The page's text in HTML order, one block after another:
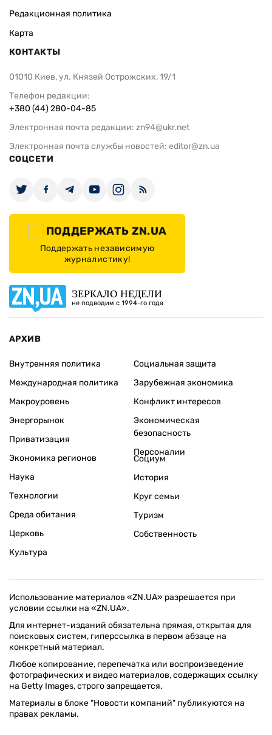
Редакционная политика
Карта
КОНТАКТЫ
01010 Киев, ул. Князей Острожских, 19/1
Телефон редакции:
+380 (44) 280-04-85
Электронная почта редакции: zn94@ukr.net
Электронная почта службы новостей: editor@zn.ua
СОЦСЕТИ
ПОДДЕРЖАТЬ ZN.UA
Поддержать независимую
журналистику!
ЗЕРКАЛО НЕДЕЛИ
не подводим с 1994-го года
АРХИВ
Внутренняя политика
Международная политика
Макроуровень
Энергорынок
Приватизация
Экономика регионов
Социальная защита
Зарубежная экономика
Конфликт интересов
Экономическая
безопасность
Персоналии
Наука
Технологии
Среда обитания
Церковь
Культура
Социум
История
Круг семьи
Туризм
Собственность
Использование материалов «ZN.UA» разрешается при
условии ссылки на «ZN.UA».
Для интернет-изданий обязательна прямая, открытая для
поисковых систем, гиперссылка в первом абзаце на
конкретный материал.
Любое копирование, перепечатка или воспроизведение
фотографических и видео материалов, содержащих ссылку
на Getty Images, строго запрещается.
Материалы в блоке "Новости компаний" публикуются на
правах рекламы.